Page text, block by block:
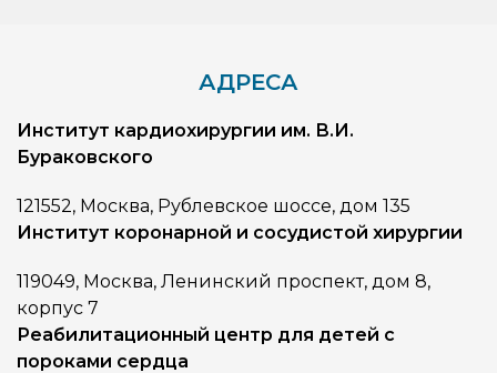
АДРЕСА
Институт кардиохирургии им. В.И.
Бураковского
121552, Москва, Рублевское шоссе, дом 135
Институт коронарной и сосудистой хирургии
119049, Москва, Ленинский проспект, дом 8,
корпус 7
Реабилитационный центр для детей с
пороками сердца